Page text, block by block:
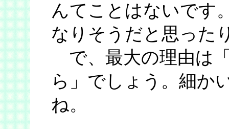
んてことはないです
なりそうだと思った
で、最大の理由は
ら」でしょう。細か
ね。